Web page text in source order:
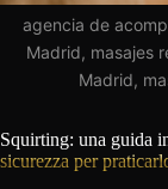
agencia de
Madrid, masajes
Madrid,
Squirting: una guida
sicurezza per